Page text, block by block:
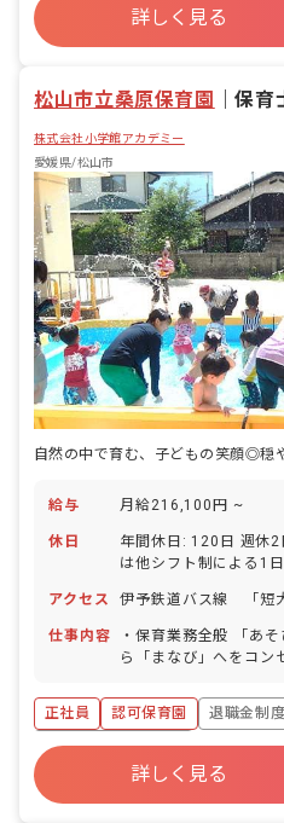
福利厚生充実
昇給昇進あり
詳しく見る
松山市立桑原保育園 ｜保育
株式会社小学館アカデミー
愛媛県/松山市
給与 月給216,100円 ~
休日
年間休日: 120日 週休2日制（日＋土また
は他シフト制による1
を取っていただきます。 有給休暇（
度10日間） ■有給休
でないよう、職員が協
る人も、お互いに気持
す。 産休・育休制度 ■育休取得率女性
100%・男性86%！もち
を取得していただきや
季休暇（3日間） 結婚
間） 介護休業制度 慶
アクセス 伊予鉄道バス線 「短
仕事内容
・保育業務全般 「あ
ら「まなび」へをコン
ながら、子どもたちの
ろ”と“からだ”を育む保
います。
正社員 認可保育園
退職金制度
ボーナス・賞与あり
寮・住宅・家賃補助あり
社会
詳しく見る